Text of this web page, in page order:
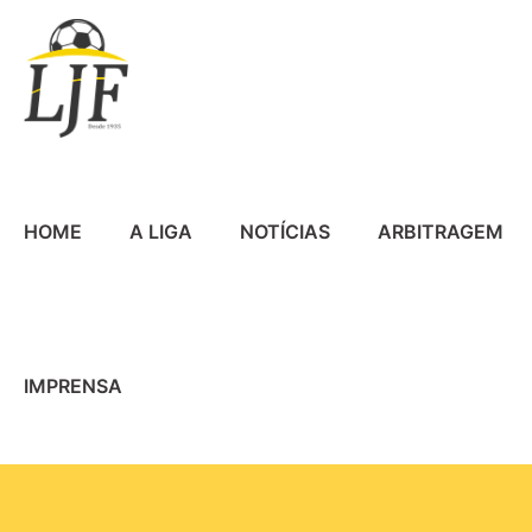
HOME A LIGA NOTÍCIAS ARBITRAGEM
IMPRENSA